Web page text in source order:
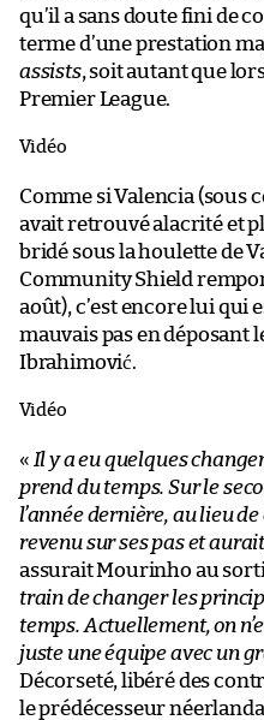
qu’il a sans doute fini de
terme d’une prestation
assists, soit autant que
Premier League.
Vidéo
Comme si Valencia (sous
avait retrouvé alacrité et
bridé sous la houlette de
Community Shield
août), c’est encore lui qui
mauvais pas en déposant
Ibrahimović.
Vidéo
« Il y a eu quelques
prend du temps. Sur le
l’année dernière, au lieu
revenu sur ses pas et
assurait Mourinho au
train de changer les
temps. Actuellement, on
juste une équipe avec un
Décorseté, libéré des
le prédécesseur